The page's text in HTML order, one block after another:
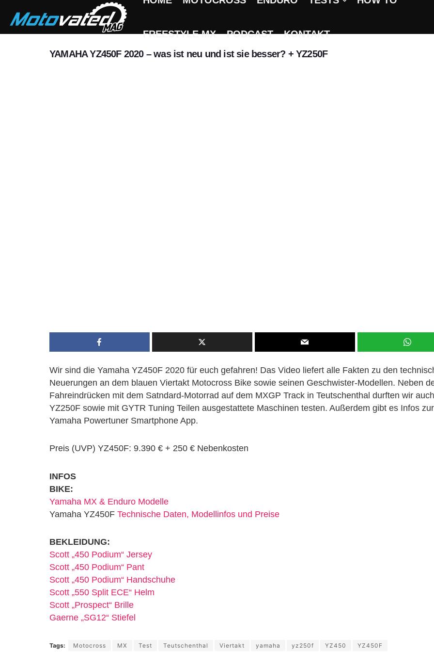
FREESTYLE MX PODCAST
KONTAKT
YAMAHA YZ450F 2020 – was ist neu und ist sie besser? + YZ250F
Wir sind die Yamaha YZ450F 2020 für euch gefahren! Das Video liefert alle Fakten zu den
Neuerungen an dem blauen Viertakt Motocross Bike sowie seinen Geschwister-Modellen. Neben
Fahreindrücken mit dem Satndard-Motorrad auf dem MXGP Track in Teutschenthal durften wir
YZ250F sowie mit GYTR Tuning Teilen ausgestattete Maschinen testen. Außerdem gibt es Infos zur
Yamaha Powertuner Smartphone App.
Preis (UVP) YZ450F: 9.390 € + 250 € Nebenkosten
INFOS
BIKE:
Yamaha MX & Enduro Modelle
Yamaha YZ450F Technische Daten, Modellinfos und Preise
BEKLEIDUNG:
Scott „450 Podium“ Jersey
Scott „450 Podium“ Pant
Scott „450 Podium“ Handschuhe
Scott „550 Split ECE“ Helm
Scott „Prospect“ Brille
Gaerne „SG12“ Stiefel
Tags: Motocross MX Test Teutschenthal Viertakt yamaha yz250f YZ450 YZ450F